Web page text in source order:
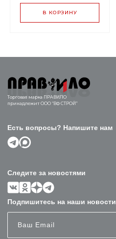
В КОРЗИНУ
Торговая марка ПРАВИЛО
принадлежит ООО “ВФ СТРОЙ”
Есть вопросы? Напишите нам
Следите за новостями
Подпишитесь на наши новости